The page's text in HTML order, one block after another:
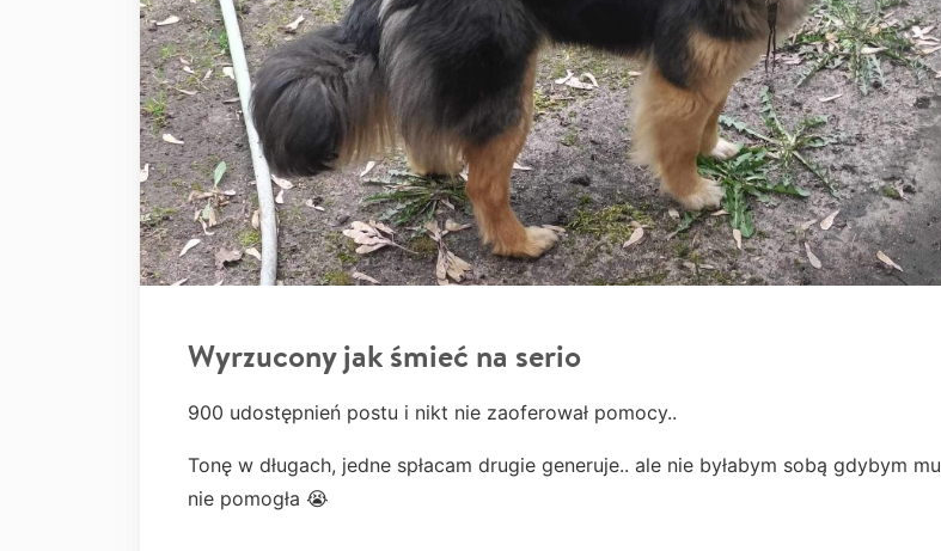
Wyrzucony jak śmieć na serio
900 udostępnień postu i nikt nie zaoferował pomocy..
Tonę w długach, jedne spłacam drugie generuje.. ale nie byłabym sobą gdybym mu
nie pomogła 😭